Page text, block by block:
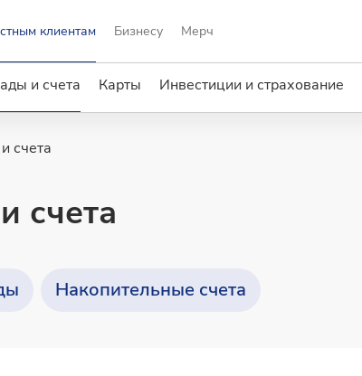
клиентам Бизнесу Мерч
и счета Карты Инвестиции и страхование
счета
счета
Накопительные счета